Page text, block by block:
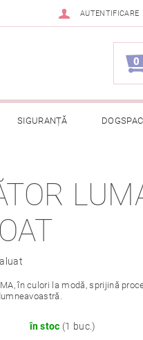
AUTENTIFICARE
0
SIGURANȚĂ
în culori la modă, sprijină
în stoc (1 buc.)